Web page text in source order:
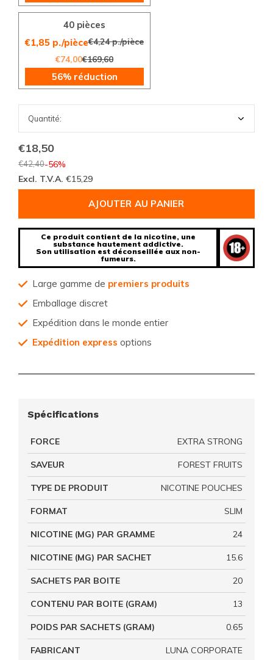
40 pièces
€1,85 p./pièce€4,24 p./pièce
€74,00€169,60
56% réduction
€18,50
€42,40-56%
Excl. T.V.A. €15,29
AJOUTER AU PANIER
Ce produit contient de la nicotine, une
substance hautement addictive.
Son utilisation est déconseillée aux non-
fumeurs.
Large gamme de premiers produits
Emballage discret
Expédition dans le monde entier
Expédition express options
Spécifications
FORCE EXTRA STRONG
SAVEUR FOREST FRUITS
TYPE DE PRODUIT NICOTINE POUCHES
FORMAT SLIM
NICOTINE (MG) PAR GRAMME 24
NICOTINE (MG) PAR SACHET 15.6
SACHETS PAR BOITE 20
CONTENU PAR BOITE (GRAM) 13
POIDS PAR SACHETS (GRAM) 0.65
FABRICANT LUNA CORPORATE